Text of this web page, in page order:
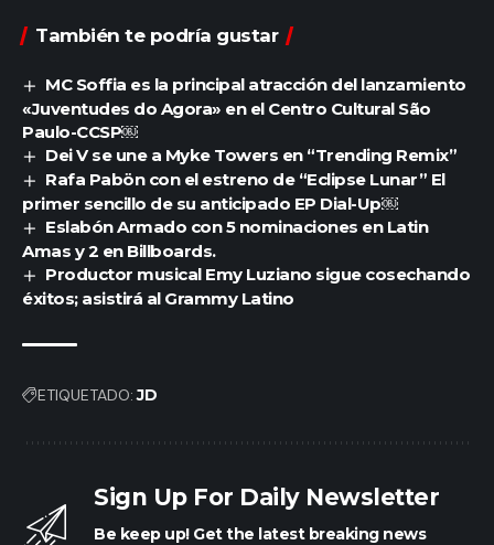
También te podría gustar
MC Soffia es la principal atracción del lanzamiento
«Juventudes do Agora» en el Centro Cultural São
Paulo-CCSP￼
Dei V se une a Myke Towers en “Trending Remix”
Rafa Pabön con el estreno de “Eclipse Lunar” El
primer sencillo de su anticipado EP Dial-Up￼
Eslabón Armado con 5 nominaciones en Latin
Amas y 2 en Billboards.
Productor musical Emy Luziano sigue cosechando
éxitos; asistirá al Grammy Latino
ETIQUETADO: JD
Sign Up For Daily Newsletter
Be keep up! Get the latest breaking news